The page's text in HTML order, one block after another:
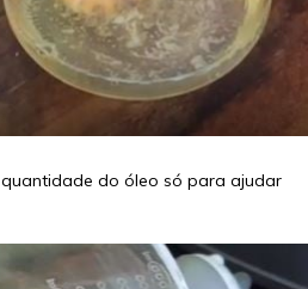
do óleo só para ajudar